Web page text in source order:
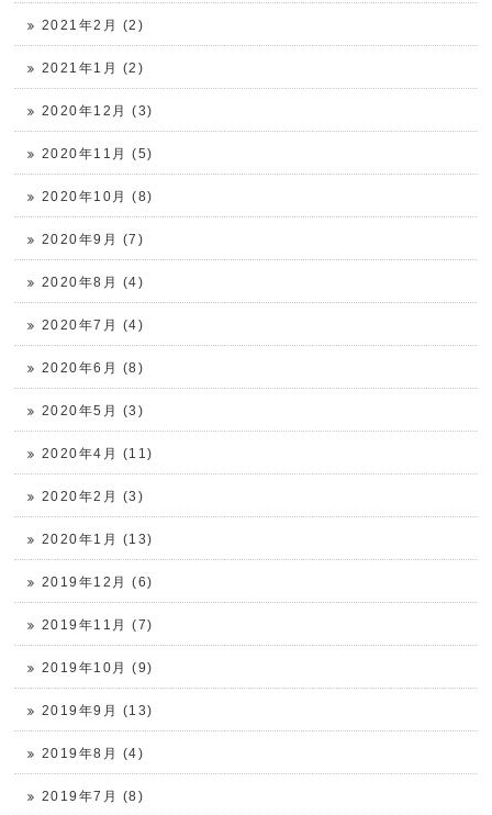
2021年2月 (2)
2021年1月 (2)
2020年12月 (3)
2020年11月 (5)
2020年10月 (8)
2020年9月 (7)
2020年8月 (4)
2020年7月 (4)
2020年6月 (8)
2020年5月 (3)
2020年4月 (11)
2020年2月 (3)
2020年1月 (13)
2019年12月 (6)
2019年11月 (7)
2019年10月 (9)
2019年9月 (13)
2019年8月 (4)
2019年7月 (8)